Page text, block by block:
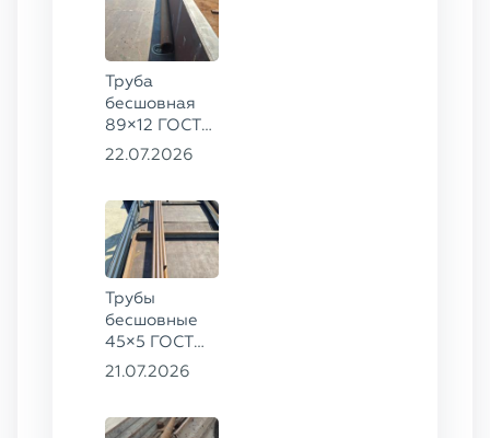
Труба
бесшовная
89×12 ГОСТ
8732-78, ст.
22.07.2026
Трубы
бесшовные
45×5 ГОСТ
8734-75, ст.
21.07.2026